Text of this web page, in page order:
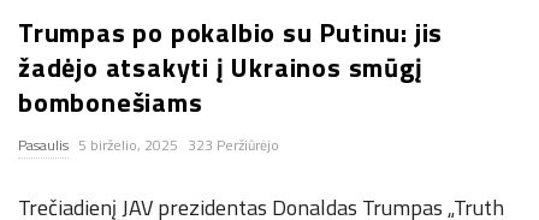
n
.
n
Trumpas po pokalbio su Putinu: jis
žadėjo atsakyti į Ukrainos smūgį
bombonešiams
Pasaulis 5 birželio, 2025 323 Peržiūrėjo
Trečiadienį JAV prezidentas Donaldas Trumpas „Truth